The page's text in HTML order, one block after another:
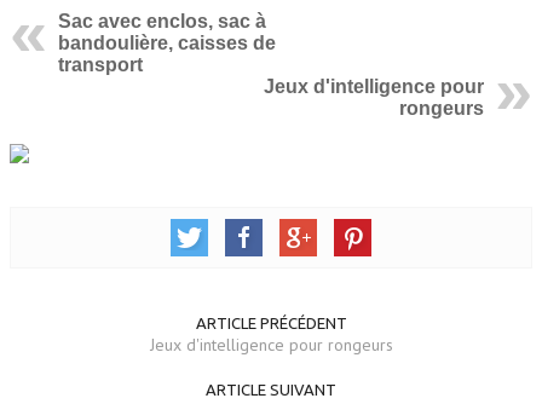
Sac avec enclos, sac à
bandoulière, caisses de
transport
Jeux d'intelligence pour
rongeurs
ARTICLE PRÉCÉDENT
Jeux d'intelligence pour rongeurs
ARTICLE SUIVANT